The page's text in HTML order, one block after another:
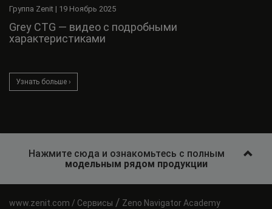
Группа Zenit | 19 Ноябрь 2025
Grey CTG — видео с подробными
характеристиками
Узнать больше ›
Нажмите сюда и ознакомьтесь с полным
модельным рядом продукции
Сервисы / Zeno Navigator Academy